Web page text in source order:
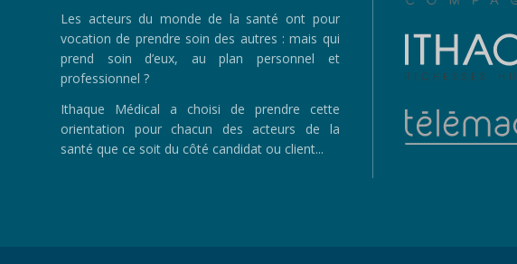
Les acteurs du monde de la santé ont pour
vocation de prendre soin des autres : mais qui
prend soin d’eux, au plan personnel et
professionnel ?
Ithaque Médical a choisi de prendre cette
orientation pour chacun des acteurs de la
santé que ce soit du côté candidat ou client...